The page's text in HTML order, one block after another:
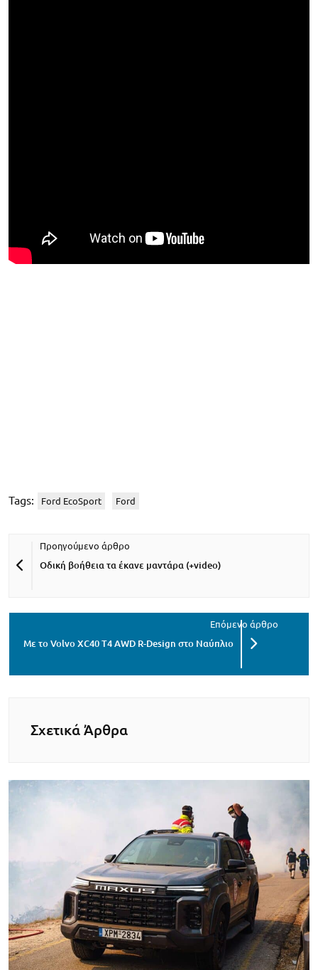
Tags: Ford EcoSport Ford
Οδική βοήθεια τα έκανε μαντάρα (+video)
Με το Volvo XC40 T4 AWD R-Design στο Ναύπλιο
Σχετικά Άρθρα